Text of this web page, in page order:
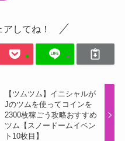
してね！
【ツムツム】イニシャルが
Jのツムを使ってコインを
2300枚稼ごう攻略おすすめ
ツム【スノードームイベン
ト10枚目】